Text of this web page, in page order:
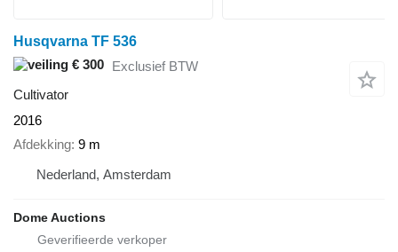
Husqvarna TF 536
€ 300 Exclusief BTW
Cultivator
2016
Afdekking 9 m
Nederland, Amsterdam
Dome Auctions